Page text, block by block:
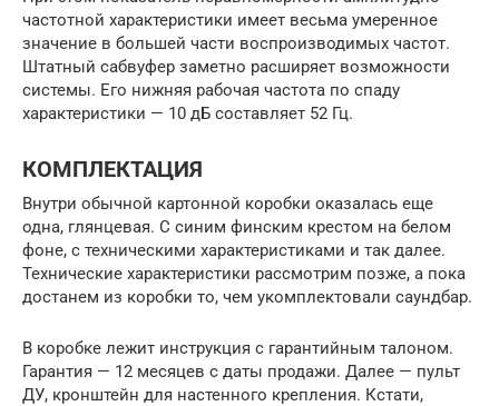
частотной характеристики имеет весьма умеренное
значение в большей части воспроизводимых частот.
Штатный сабвуфер заметно расширяет возможности
системы. Его нижняя рабочая частота по спаду
характеристики — 10 дБ составляет 52 Гц.
КОМПЛЕКТАЦИЯ
Внутри обычной картонной коробки оказалась еще
одна, глянцевая. С синим финским крестом на белом
фоне, с техническими характеристиками и так далее.
Технические характеристики рассмотрим позже, а пока
достанем из коробки то, чем укомплектовали саундбар.
В коробке лежит инструкция с гарантийным талоном.
Гарантия — 12 месяцев с даты продажи. Далее — пульт
ДУ, кронштейн для настенного крепления. Кстати,